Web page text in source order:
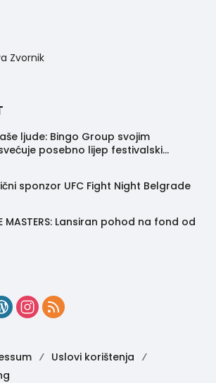
Zvornik
ljude: Bingo Group svojim
posebno lijep festivalski
sponzor UFC Fight Night Belgrade
MASTERS: Lansiran pohod na fond od
Uslovi korištenja